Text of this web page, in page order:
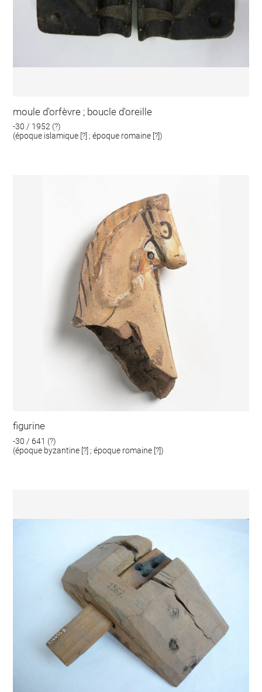
moule d'orfèvre ; boucle d'oreille
-30 / 1952 (?)
(époque islamique [?] ; époque romaine [?])
figurine
-30 / 641 (?)
(époque byzantine [?] ; époque romaine [?])